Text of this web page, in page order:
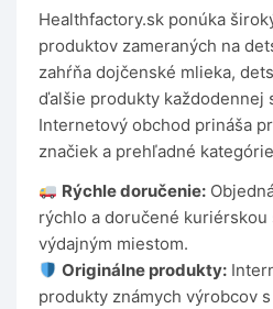
Healthfactory.sk ponúka
produktov zameraných na
zahŕňa dojčenské mlieka,
ďalšie produkty každodennej
Internetový obchod prináša
značiek a prehľadné
Rýchle doručenie:
rýchlo a doručené kuriérskou
výdajným miestom.
Originálne produkty:
produkty známych výrobcov